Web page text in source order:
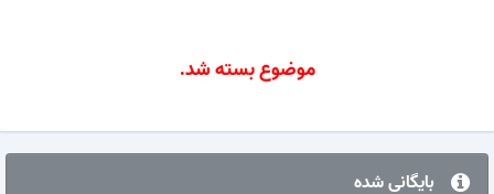
موضوع بسته شد.
بایگانی شده